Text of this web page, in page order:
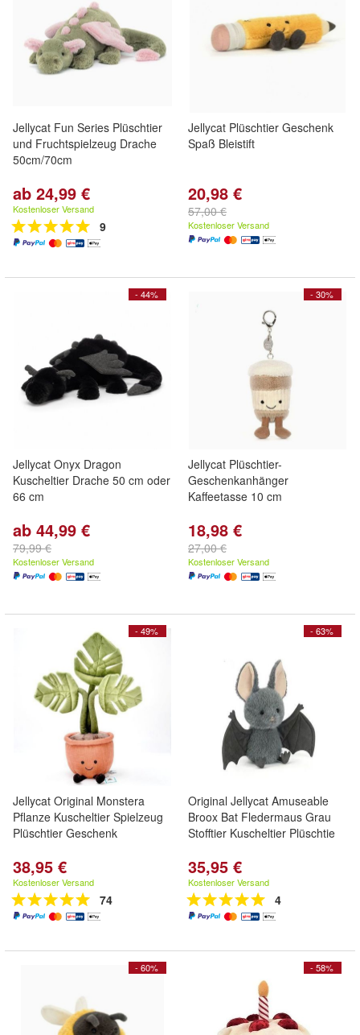
Jellycat Fun Series Plüschtier
und Fruchtspielzeug Drache
50cm/70cm
ab 24,99 €
Kostenloser Versand
9
Jellycat Plüschtier Geschenk
Spaß Bleistift
20,98 €
57,00 €
Kostenloser Versand
- 44%
Jellycat Onyx Dragon
Kuscheltier Drache 50 cm oder
66 cm
ab 44,99 €
79,99 €
Kostenloser Versand
- 30%
Jellycat Plüschtier-
Geschenkanhänger
Kaffeetasse 10 cm
18,98 €
27,00 €
Kostenloser Versand
- 49%
Jellycat Original Monstera
Pflanze Kuscheltier Spielzeug
Plüschtier Geschenk
38,95 €
Kostenloser Versand
74
- 63%
Original Jellycat Amuseable
Broox Bat Fledermaus Grau
Stofftier Kuscheltier Plüschtie
35,95 €
Kostenloser Versand
4
- 60% - 58%